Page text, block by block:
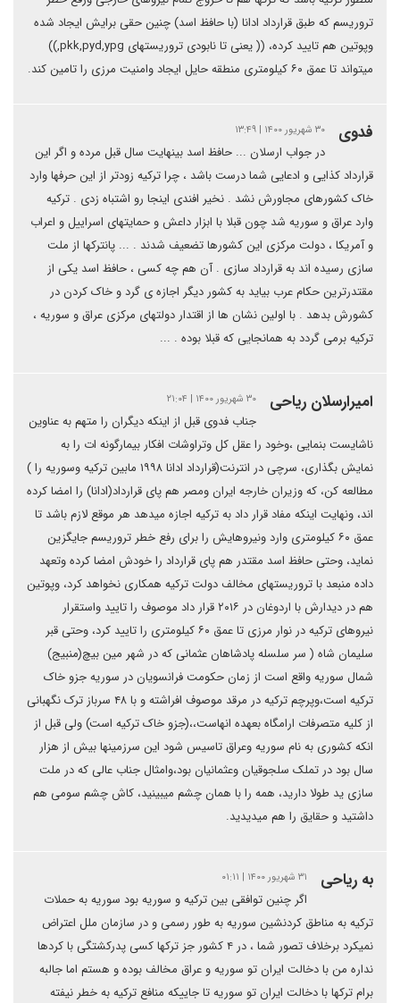
تروریسم که طبق قرارداد ادانا (با حافظ اسد) چنین حقی برایش ایجاد شده
وپوتین هم تایید کرده، (( یعنی تا نابودی تروریستهای pkk,pyd,ypg,))
میتواند تا عمق ۶۰ کیلومتری منطقه حایل ایجاد وامنیت مرزی را تامین کند.
فدوی ۳۰ شهریور ۱۴۰۰ | ۱۳:۴۹
در جواب ارسلان ... حافظ اسد بینهایت سال قبل مرده و اگر این
قرارداد کذایی و ادعایی شما درست باشد ، چرا ترکیه زودتر از این حرفها وارد
خاک کشورهای مجاورش نشد . نخیر افندی اینجا رو اشتباه زدی . ترکیه
وارد عراق و سوریه شد چون قبلا با ابزار داعش و حمایتهای اسراییل و اعراب
و آمریکا ، دولت مرکزی این کشورها تضعیف شدند . ... پانترکها از ملت
سازی رسیده اند به قرارداد سازی . آن هم چه کسی ، حافظ اسد یکی از
مقتدرترین حکام عرب بیاید به کشور دیگر اجازه ی گرد و خاک کردن در
کشورش بدهد . با اولین نشان ها از اقتدار دولتهای مرکزی عراق و سوریه ،
ترکیه برمی گردد به همانجایی که قبلا بوده . ...
امیرارسلان ریاحی ۳۰ شهریور ۱۴۰۰ | ۲۱:۰۴
جناب فدوی قبل از اینکه دیگران را متهم به عناوین
ناشایست بنمایی ،وخود را عقل کل وتراوشات افکار بیمارگونه ات را به
نمایش بگذاری، سرچی در انترنت(قرارداد ادانا ۱۹۹۸ مابین ترکیه وسوریه را )
مطالعه کن، که وزیران خارجه ایران ومصر هم پای قرارداد(ادانا) را امضا کرده
اند، ونهایت اینکه مفاد قرار داد به ترکیه اجازه میدهد هر موقع لازم باشد تا
عمق ۶۰ کیلومتری وارد ونیروهایش را برای رفع خطر تروریسم جایگزین
نماید، وحتی حافظ اسد مقتدر هم پای قرارداد را خودش امضا کرده وتعهد
داده منبعد با تروریستهای مخالف دولت ترکیه همکاری نخواهد کرد، وپوتین
هم در دیدارش با اردوغان در ۲۰۱۶ قرار داد موصوف را تایید واستقرار
نیروهای ترکیه در نوار مرزی تا عمق ۶۰ کیلومتری را تایید کرد، وحتی قبر
سلیمان شاه ( سر سلسله پادشاهان عثمانی که در شهر مین بیچ(منبیج)
شمال سوریه واقع است از زمان حکومت فرانسویان در سوریه جزو خاک
ترکیه است،وپرچم ترکیه در مرقد موصوف افراشته و با ۴۸ سرباز ترک نگهبانی
از کلیه متصرفات ارامگاه بعهده انهاست،،(جزو خاک ترکیه است) ولی قبل از
انکه کشوری به نام سوریه وعراق تاسیس شود این سرزمینها بیش از هزار
سال بود در تملک سلجوقیان وعثمانیان بود،وامثال جناب عالی که در ملت
سازی ید طولا دارید، همه را با همان چشم میبینید، کاش چشم سومی هم
داشتید و حقایق را هم میدیدید.
به ریاحی ۳۱ شهریور ۱۴۰۰ | ۰۱:۱۱
اگر چنین توافقی بین ترکیه و سوریه بود سوریه به حملات
ترکیه به مناطق کردنشین سوریه به طور رسمی و در سازمان ملل اعتراض
نمیکرد برخلاف تصور شما ، در ۴ کشور جز ترکها کسی پدرکشتگی با کردها
نداره من با دخالت ایران تو سوریه و عراق مخالف بوده و هستم اما جالبه
برام ترکها با دخالت ایران تو سوریه تا جاییکه منافع ترکیه به خطر نیفته